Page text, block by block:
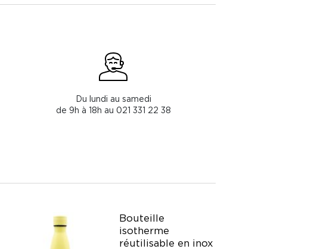
Du lundi au samedi
de 9h à 18h au 021 331 22 38
Bouteille
isotherme
réutilisable en inox